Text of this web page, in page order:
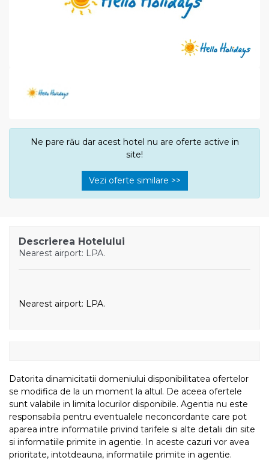
Ne pare rău dar acest hotel nu are oferte active in
site!
Vezi oferte similare >>
Descrierea Hotelului
Nearest airport: LPA.
Nearest airport: LPA.
Datorita dinamicitatii domeniului disponibilitatea ofertelor
se modifica de la un moment la altul. De aceea ofertele
sunt valabile in limita locurilor disponibile. Agentia nu este
responsabila pentru eventualele neconcordante care pot
aparea intre informatiile privind tarifele si alte detalii din site
si informatiile primite in agentie. In aceste cazuri vor avea
prioritate, intotdeauna, informatiile primite in agentie.